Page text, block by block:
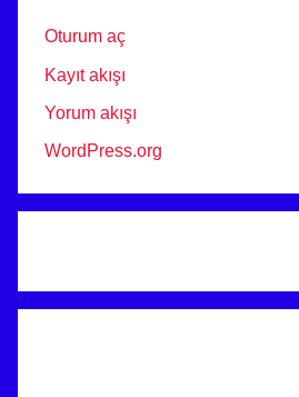
Oturum aç
Kayıt akışı
Yorum akışı
WordPress.org